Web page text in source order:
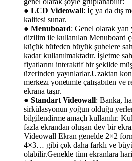
genel olarak şöyle gruplanabilir:
● LCD Videowall: İç ya da dış
kalitesi sunar.
● Menuboard: Genel olarak yan
dizilim ile kullanılan Menuboard
küçük büfeden büyük şubelere
kadar kullanılmaktadır. İşletme
fiyatlarını interaktif bir şekilde
üzerinden yayınlarlar.Uzaktan
merkezi yönetimle çalışabilen ve
ekrana taşır.
● Standart Videowall: Banka,
sirkülasyonun yoğun olduğu
bilgilendirme amaçlı kullanılır.
fazla ekrandan oluşan dev bir
Videowall Ekran genelde 2×2
4×3… gibi çok daha farklı ve
olabilir.Genelde tüm ekranlara